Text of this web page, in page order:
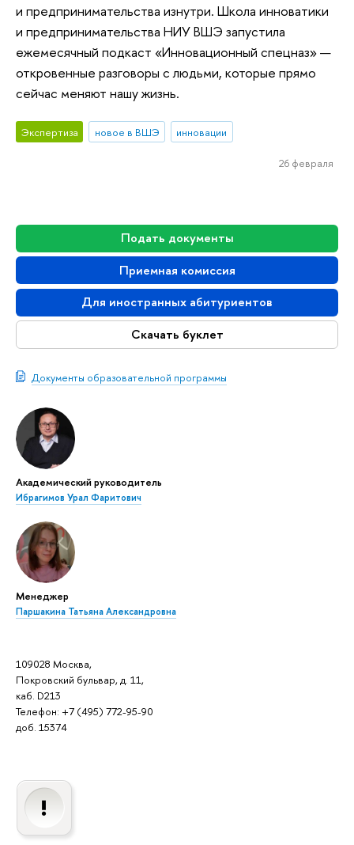
Подать документы
Приемная комиссия
Для иностранных абитуриентов
Скачать буклет
Документы образовательной программы
Академический руководитель
Ибрагимов Урал Фаритович
Менеджер
Паршакина Татьяна Александровна
109028 Москва,
Покровский бульвар, д. 11,
каб. D213
Телефон: +7 (495) 772-95-90
доб. 15374
и предпринимательства изнутри. Школа инноватики
и предпринимательства НИУ ВШЭ запустила
ежемесячный подкаст «Инновационный спецназ» —
откровенные разговоры с людьми, которые прямо
сейчас меняют нашу жизнь.
Экспертиза новое в ВШЭ инновации
26 февраля